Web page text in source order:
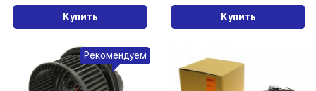
Купить Купить
Рекомендуем